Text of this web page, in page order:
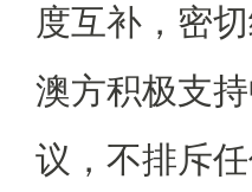
度互补，密
澳方积极支
议，不排斥